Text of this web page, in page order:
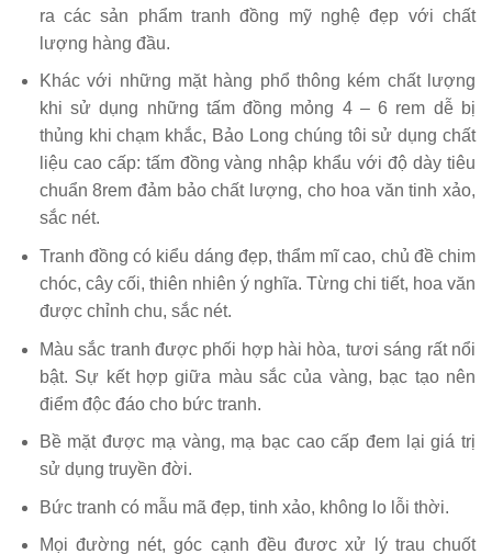
ra các sản phẩm tranh đồng mỹ nghệ đẹp với chất
lượng hàng đầu.
Khác với những mặt hàng phổ thông kém chất lượng
khi sử dụng những tấm đồng mỏng 4 – 6 rem dễ bị
thủng khi chạm khắc, Bảo Long chúng tôi sử dụng chất
liệu cao cấp: tấm đồng vàng nhập khẩu với độ dày tiêu
chuẩn 8rem đảm bảo chất lượng, cho hoa văn tinh xảo,
sắc nét.
Tranh đồng có kiểu dáng đẹp, thẩm mĩ cao, chủ đề chim
chóc, cây cối, thiên nhiên ý nghĩa. Từng chi tiết, hoa văn
được chỉnh chu, sắc nét.
Màu sắc tranh được phối hợp hài hòa, tươi sáng rất nổi
bật. Sự kết hợp giữa màu sắc của vàng, bạc tạo nên
điểm độc đáo cho bức tranh.
Bề mặt được mạ vàng, mạ bạc cao cấp đem lại giá trị
sử dụng truyền đời.
Bức tranh có mẫu mã đẹp, tinh xảo, không lo lỗi thời.
Mọi đường nét, góc cạnh đều đươc xử lý trau chuốt